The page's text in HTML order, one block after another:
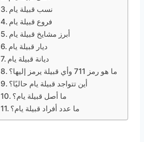
نسب قبيلة يام
فروع قبيلة يام
أبرز مشايخ قبيلة يام
ديار قبيلة يام
ديانة قبيلة يام
ما هو رمز 711 وأي قبيلة يرمز إليها؟
أين تتواجد قبيلة يام حاليًا؟
ما أصل قبيلة يام؟
ما عدد أفراد قبيلة يام؟